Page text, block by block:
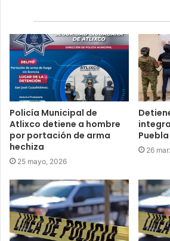
Policía Municipal de
Atlixco detiene a hombre
por portación de arma
hechiza
25 mayo, 2026
Puebla
26